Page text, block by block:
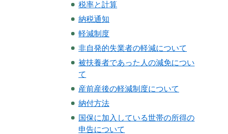
税率と計算
納税通知
軽減制度
非自発的失業者の軽減について
被扶養者であった人の減免につい
て
産前産後の軽減制度について
納付方法
国保に加入している世帯の所得の
申告について